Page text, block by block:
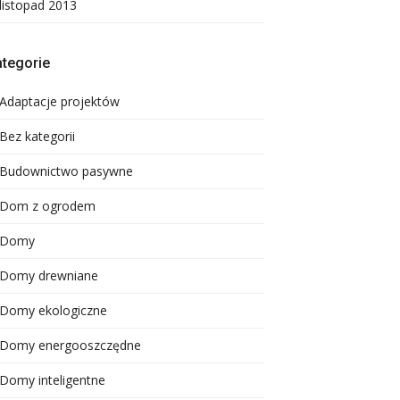
listopad 2013
Adaptacje projektów
Bez kategorii
Budownictwo pasywne
Dom z ogrodem
Domy
Domy drewniane
Domy ekologiczne
Domy energooszczędne
Domy inteligentne